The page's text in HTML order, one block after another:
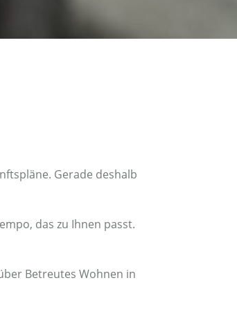
Gerade deshalb
das zu Ihnen passt.
Betreutes Wohnen in